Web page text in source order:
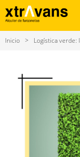
Inicio Logística